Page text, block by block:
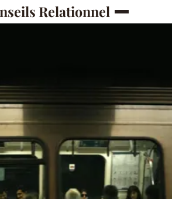
Relationnel